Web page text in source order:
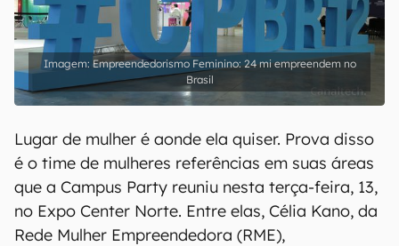
Empreendedorismo Feminino: 24 mi empreendem no
Brasil
Lugar de mulher é aonde ela quiser. Prova disso
é o time de mulheres referências em suas áreas
que a Campus Party reuniu nesta terça-feira, 13,
no Expo Center Norte. Entre elas, Célia Kano, da
Rede Mulher Empreendedora (RME),